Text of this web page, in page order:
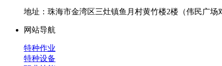
地址：珠海市金湾区三灶镇鱼月村黄竹楼2楼（伟民广场
网站导航
特种作业
特种设备